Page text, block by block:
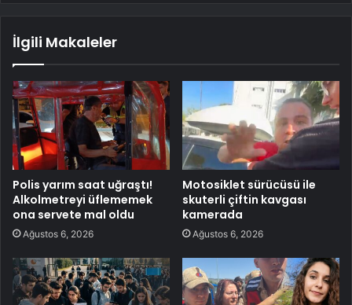
İlgili Makaleler
Polis yarım saat uğraştı!
Alkolmetreyi üflememek
ona servete mal oldu
Ağustos 6, 2026
Motosiklet sürücüsü ile
skuterli çiftin kavgası
kamerada
Ağustos 6, 2026